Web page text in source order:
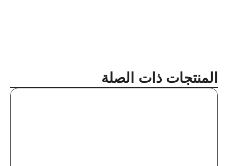
المنتجات ذات الصلة